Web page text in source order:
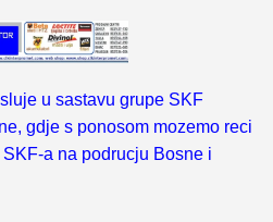
u sastavu grupe SKF
gdje s ponosom mozemo reci
a na podrucju Bosne i